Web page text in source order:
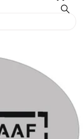
Deel dit product